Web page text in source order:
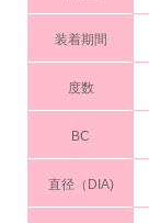
装着期間
度数
BC
直径（DIA)